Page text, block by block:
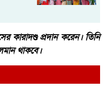
কারাদণ্ড প্রদান করেন। তিনি
থাকবে।